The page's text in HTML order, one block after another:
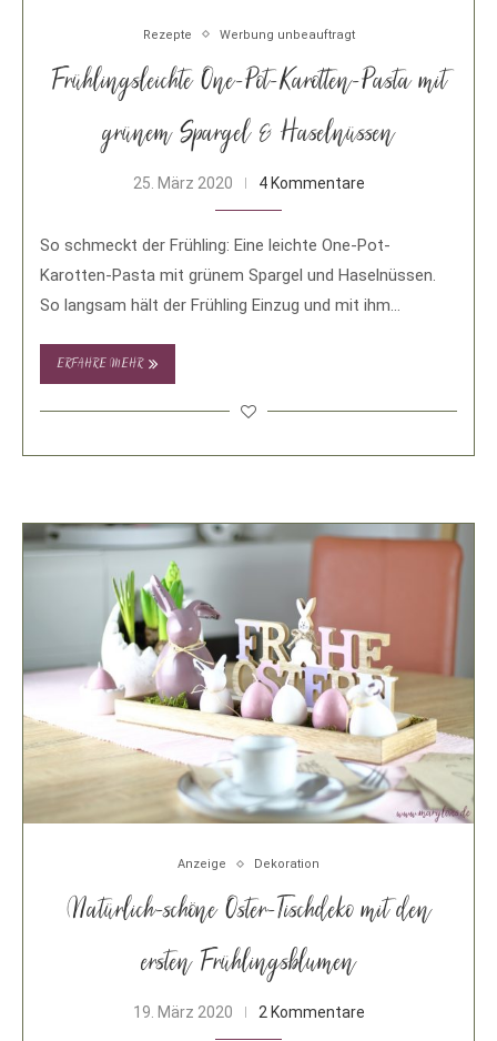
Rezepte Werbung unbeauftragt
Frühlingsleichte One-Pot-Karotten-Pasta mit
grünem Spargel & Haselnüssen
25. März 2020 4 Kommentare
So schmeckt der Frühling: Eine leichte One-Pot-
Karotten-Pasta mit grünem Spargel und Haselnüssen.
So langsam hält der Frühling Einzug und mit ihm
ERFAHRE MEHR
Anzeige Dekoration
Natürlich-schöne Oster-Tischdeko mit den
ersten Frühlingsblumen
19. März 2020 2 Kommentare